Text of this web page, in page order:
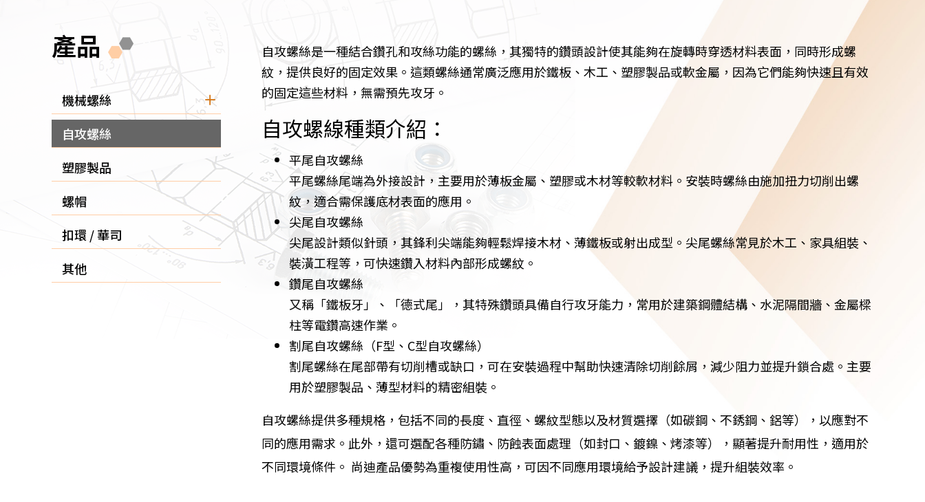
產品
機械螺絲
自攻螺絲
塑膠製品
螺帽
扣環 / 華司
其他
自攻螺絲是一種結合鑽孔和攻絲功能的螺絲，其獨特的鑽頭設計使其能夠在旋轉時穿透材料表面，同時形成螺
紋，提供良好的固定效果。這類螺絲通常廣泛應用於鐵板、木工、塑膠製品或軟金屬，因為它們能夠快速且有效
的固定這些材料，無需預先攻牙。
自攻螺線種類介紹：
平尾自攻螺絲
平尾螺絲尾端為外接設計，主要用於薄板金屬、塑膠或木材等較軟材料。安裝時螺絲由施加扭力切削出螺
紋，適合需保護底材表面的應用。
尖尾自攻螺絲
尖尾設計類似針頭，其鋒利尖端能夠輕鬆焊接木材、薄鐵板或射出成型。尖尾螺絲常見於木工、家具組裝、
裝潢工程等，可快速鑽入材料內部形成螺紋。
鑽尾自攻螺絲
又稱「鐵板牙」、「德式尾」，其特殊鑽頭具備自行攻牙能力，常用於建築鋼體結構、水泥隔間牆、金屬樑
柱等電鑽高速作業。
割尾自攻螺絲（F型、C型自攻螺絲）
割尾螺絲在尾部帶有切削槽或缺口，可在安裝過程中幫助快速清除切削餘屑，減少阻力並提升鎖合處。主要
用於塑膠製品、薄型材料的精密組裝。
自攻螺絲提供多種規格，包括不同的長度、直徑、螺紋型態以及材質選擇（如碳鋼、不銹鋼、鋁等），以應對不
同的應用需求。此外，還可選配各種防鏽、防蝕表面處理（如封口、鍍鎳、烤漆等），顯著提升耐用性，適用於
不同環境條件。 尚迪產品優勢為重複使用性高，可因不同應用環境給予設計建議，提升組裝效率。